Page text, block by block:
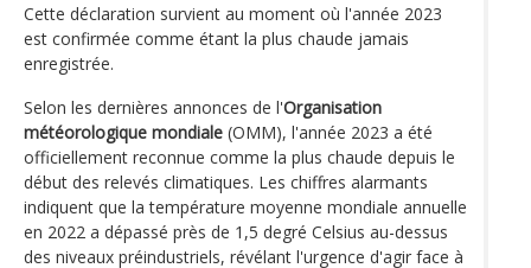
Cette déclaration survient au moment où l'année 2023
est confirmée comme étant la plus chaude jamais
enregistrée.
Selon les dernières annonces de l'Organisation
météorologique mondiale (OMM), l'année 2023 a été
officiellement reconnue comme la plus chaude depuis le
début des relevés climatiques. Les chiffres alarmants
indiquent que la température moyenne mondiale annuelle
en 2022 a dépassé près de 1,5 degré Celsius au-dessus
des niveaux préindustriels, révélant l'urgence d'agir face à